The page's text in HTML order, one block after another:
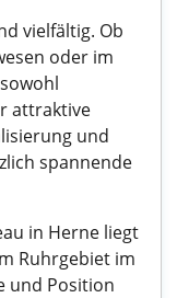
vielfältig. Ob
oder im
attraktive
und
spannende
in Herne liegt
Ruhrgebiet im
und Position